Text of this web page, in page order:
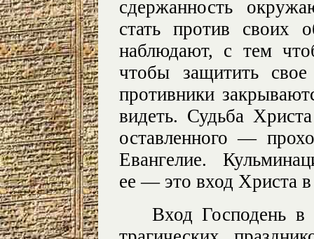
сдержанность
стать против своих
наблюдают, с тем
чтобы защитить
противники
видеть. Судьба
оставленного —
Евангелие.
ее — это вход Христа
Вход Господень